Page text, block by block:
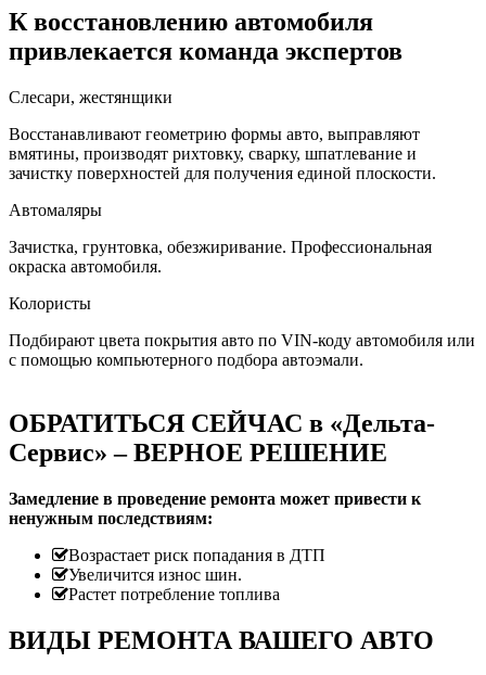
К восстановлению автомобиля
привлекается команда экспертов
Слесари, жестянщики
Восстанавливают геометрию формы авто, выправляют
вмятины, производят рихтовку, сварку, шпатлевание и
зачистку поверхностей для получения единой плоскости.
Автомаляры
Зачистка, грунтовка, обезжиривание. Профессиональная
окраска автомобиля.
Колористы
Подбирают цвета покрытия авто по VIN-коду автомобиля или
с помощью компьютерного подбора автоэмали.
ОБРАТИТЬСЯ СЕЙЧАС в «Дельта-
Сервис» – ВЕРНОЕ РЕШЕНИЕ
Замедление в проведение ремонта может привести к
ненужным последствиям:
Возрастает риск попадания в ДТП
Увеличится износ шин.
Растет потребление топлива
ВИДЫ РЕМОНТА ВАШЕГО АВТО